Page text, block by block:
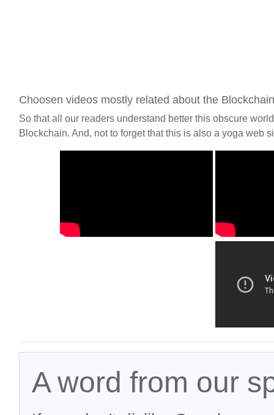
Choosen videos mostly related about the Blockchain
So that all our readers understand better this obscure
Blockchain. And, not to forget that this is also a yoga web
A word from our